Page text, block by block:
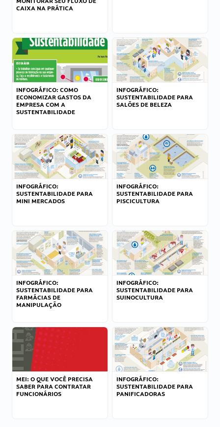
CAIXA NA PRÁTICA
INFOGRÁFICO: COMO
ECONOMIZAR GASTOS DA
EMPRESA COM A
SUSTENTABILIDADE
INFOGRÁFICO:
SUSTENTABILIDADE PARA
SALÕES DE BELEZA
INFOGRÁFICO:
SUSTENTABILIDADE PARA
MINI MERCADOS
INFOGRÁFICO:
SUSTENTABILIDADE PARA
PISCICULTURA
INFOGRÁFICO:
SUSTENTABILIDADE PARA
FARMÁCIAS DE
MANIPULAÇÃO
INFOGRÁFICO:
SUSTENTABILIDADE PARA
SUINOCULTURA
MEI: O QUE VOCÊ PRECISA
SABER PARA CONTRATAR
FUNCIONÁRIOS
INFOGRÁFICO:
SUSTENTABILIDADE PARA
PANIFICADORAS